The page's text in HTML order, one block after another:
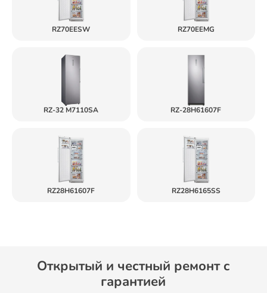
RZ70EESW RZ70EEMG
RZ-32 M7110SA RZ-28H61607F
RZ28H61607F RZ28H6165SS
Открытый и честный ремонт c
гарантией